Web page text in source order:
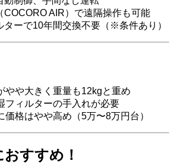
COCORO AIR）で遠隔操作も可能
ターで10年間交換不要（※条件あり）
やや大きく重量も12kgと重め
フィルターの手入れが必要
価格はやや高め（5万〜8万円台）
すすめ！